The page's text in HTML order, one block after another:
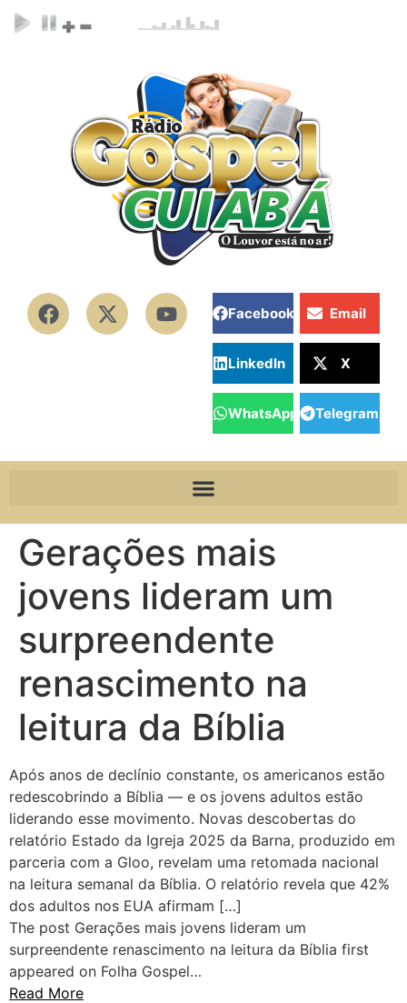
Facebook Email
LinkedIn X
WhatsApp Telegram
Gerações mais
jovens lideram um
surpreendente
renascimento na
leitura da Bíblia
Após anos de declínio constante, os americanos estão
redescobrindo a Bíblia — e os jovens adultos estão
liderando esse movimento. Novas descobertas do
relatório Estado da Igreja 2025 da Barna, produzido em
parceria com a Gloo, revelam uma retomada nacional
na leitura semanal da Bíblia. O relatório revela que 42%
dos adultos nos EUA afirmam […]
The post Gerações mais jovens lideram um
surpreendente renascimento na leitura da Bíblia first
appeared on Folha Gospel…
Read More